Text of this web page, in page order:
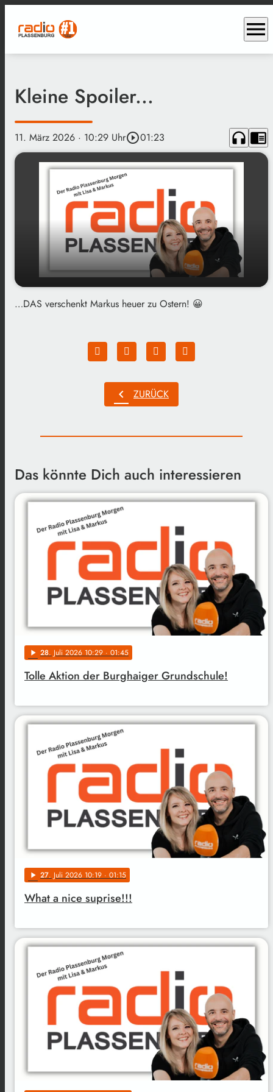
menu
Kleine Spoiler...
11. März 2026 · 10:29 Uhrplay_circle_outline01:23 headphones chrome_reader_mode
play_arrow Kleine Spoiler...
…DAS verschenkt Markus heuer zu Ostern! 😀
chevron_left ZURÜCK
Das könnte Dich auch interessieren
play_arrow 28. Juli 2026 10:29 · 01:45
Tolle Aktion der Burghaiger Grundschule!
play_arrow 27. Juli 2026 10:19 · 01:15
What a nice suprise!!!